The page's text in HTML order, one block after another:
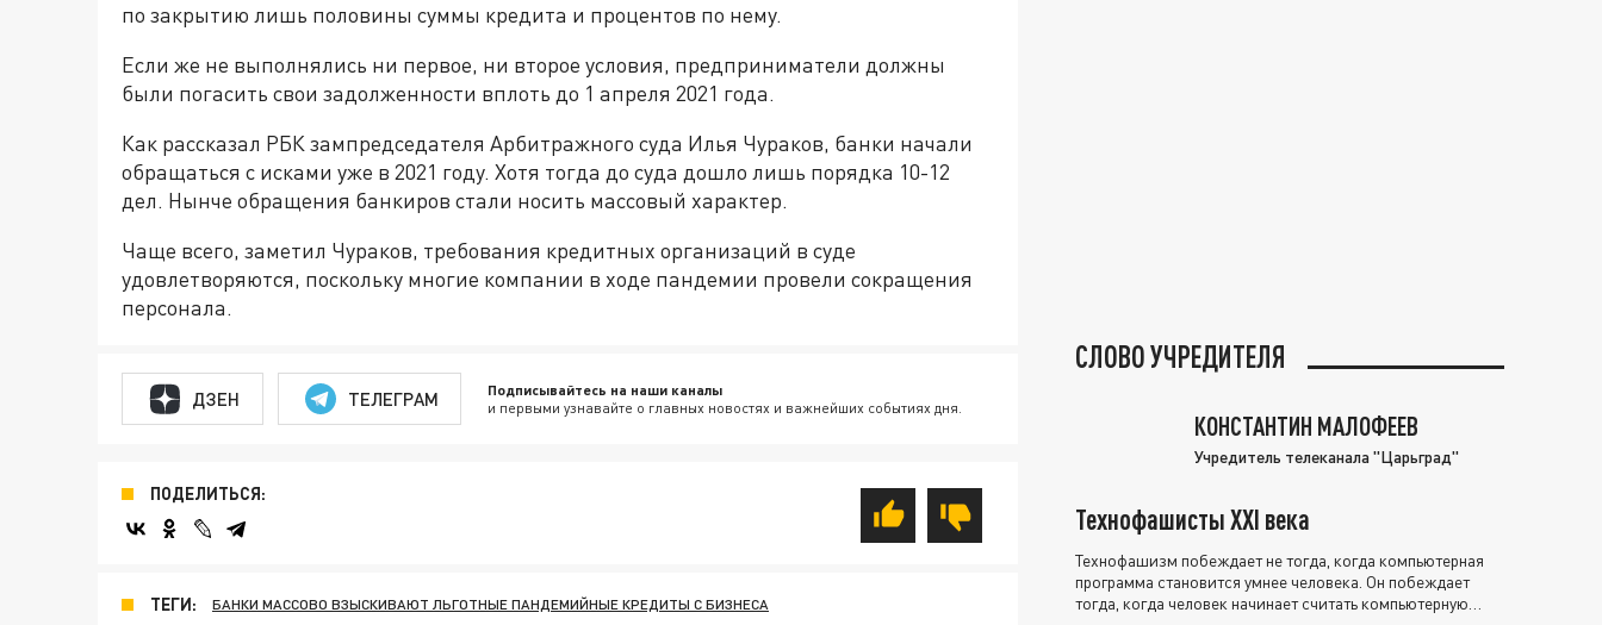
по закрытию лишь половины суммы кредита и процентов по нему.
Если же не выполнялись ни первое, ни второе условия, предприниматели должны
были погасить свои задолженности вплоть до 1 апреля 2021 года.
Как рассказал РБК зампредседателя Арбитражного суда Илья Чураков, банки начали
обращаться с исками уже в 2021 году. Хотя тогда до суда дошло лишь порядка 10-12
дел. Нынче обращения банкиров стали носить массовый характер.
Чаще всего, заметил Чураков, требования кредитных организаций в суде
удовлетворяются, поскольку многие компании в ходе пандемии провели сокращения
персонала.
ДЗЕН ТЕЛЕГРАМ Подписывайтесь на наши каналы
и первыми узнавайте о главных новостях и важнейших событиях дня.
ПОДЕЛИТЬСЯ:
ТЕГИ:
БАНКИ МАССОВО ВЗЫСКИВАЮТ ЛЬГОТНЫЕ ПАНДЕМИЙНЫЕ КРЕДИТЫ С БИЗНЕСА
СЛОВО УЧРЕДИТЕЛЯ
КОНСТАНТИН МАЛОФЕЕВ
Учредитель телеканала "Царьград"
Технофашисты XXI века
Технофашизм побеждает не тогда, когда компьютерная
программа становится умнее человека. Он побеждает
тогда, когда человек начинает считать компьютерную